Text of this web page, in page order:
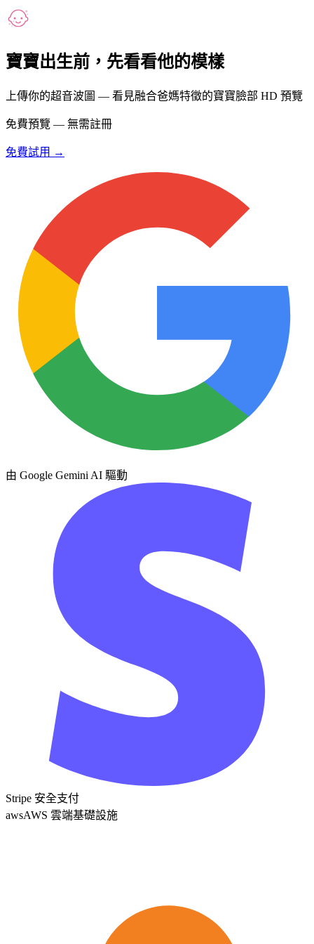
寶寶出生前，先看看他的模樣
上傳你的超音波圖 — 看見融合爸媽特徵的寶寶臉部 HD 預覽
免費預覽 — 無需註冊
免費試用 →
由 Google Gemini AI 驅動
Stripe 安全支付
awsAWS 雲端基礎設施